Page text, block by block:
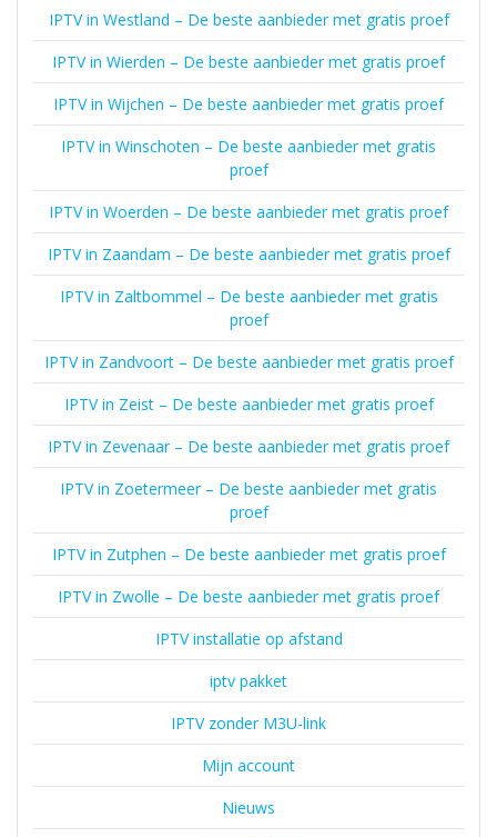
IPTV in Westland – De beste aanbieder met gratis proef
IPTV in Wierden – De beste aanbieder met gratis proef
IPTV in Wijchen – De beste aanbieder met gratis proef
IPTV in Winschoten – De beste aanbieder met gratis
proef
IPTV in Woerden – De beste aanbieder met gratis proef
IPTV in Zaandam – De beste aanbieder met gratis proef
IPTV in Zaltbommel – De beste aanbieder met gratis
proef
IPTV in Zandvoort – De beste aanbieder met gratis proef
IPTV in Zeist – De beste aanbieder met gratis proef
IPTV in Zevenaar – De beste aanbieder met gratis proef
IPTV in Zoetermeer – De beste aanbieder met gratis
proef
IPTV in Zutphen – De beste aanbieder met gratis proef
IPTV in Zwolle – De beste aanbieder met gratis proef
IPTV installatie op afstand
iptv pakket
IPTV zonder M3U-link
Mijn account
Nieuws